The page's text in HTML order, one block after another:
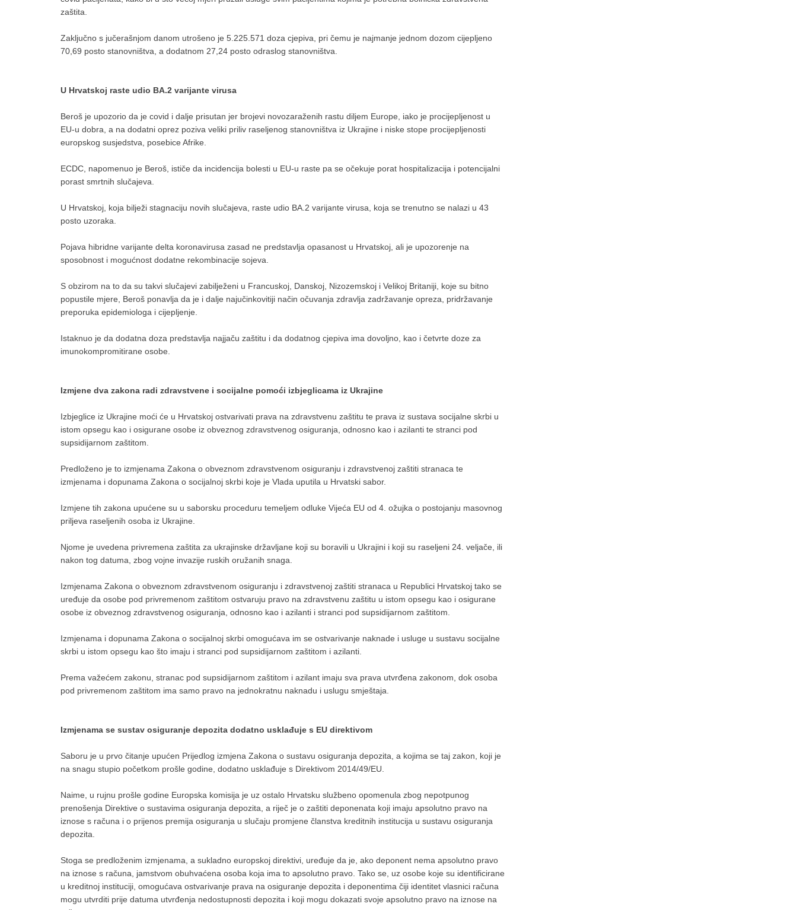
zaštita.
Zaključno s jučerašnjom danom utrošeno je 5.225.571 doza cjepiva, pri čemu je najmanje jednom dozom cijepljeno
70,69 posto stanovništva, a dodatnom 27,24 posto odraslog stanovništva.
U Hrvatskoj raste udio BA.2 varijante virusa
Beroš je upozorio da je covid i dalje prisutan jer brojevi novozaraženih rastu diljem Europe, iako je procijepljenost u
EU-u dobra, a na dodatni oprez poziva veliki priliv raseljenog stanovništva iz Ukrajine i niske stope procijepljenosti
europskog susjedstva, posebice Afrike.
ECDC, napomenuo je Beroš, ističe da incidencija bolesti u EU-u raste pa se očekuje porat hospitalizacija i potencijalni
porast smrtnih slučajeva.
U Hrvatskoj, koja bilježi stagnaciju novih slučajeva, raste udio BA.2 varijante virusa, koja se trenutno se nalazi u 43
posto uzoraka.
Pojava hibridne varijante delta koronavirusa zasad ne predstavlja opasanost u Hrvatskoj, ali je upozorenje na
sposobnost i mogućnost dodatne rekombinacije sojeva.
S obzirom na to da su takvi slučajevi zabilježeni u Francuskoj, Danskoj, Nizozemskoj i Velikoj Britaniji, koje su bitno
popustile mjere, Beroš ponavlja da je i dalje najučinkovitiji način očuvanja zdravlja zadržavanje opreza, pridržavanje
preporuka epidemiologa i cijepljenje.
Istaknuo je da dodatna doza predstavlja najjaču zaštitu i da dodatnog cjepiva ima dovoljno, kao i četvrte doze za
imunokompromitirane osobe.
Izmjene dva zakona radi zdravstvene i socijalne pomoći izbjeglicama iz Ukrajine
Izbjeglice iz Ukrajine moći će u Hrvatskoj ostvarivati prava na zdravstvenu zaštitu te prava iz sustava socijalne skrbi u
istom opsegu kao i osigurane osobe iz obveznog zdravstvenog osiguranja, odnosno kao i azilanti te stranci pod
supsidijarnom zaštitom.
Predloženo je to izmjenama Zakona o obveznom zdravstvenom osiguranju i zdravstvenoj zaštiti stranaca te
izmjenama i dopunama Zakona o socijalnoj skrbi koje je Vlada uputila u Hrvatski sabor.
Izmjene tih zakona upućene su u saborsku proceduru temeljem odluke Vijeća EU od 4. ožujka o postojanju masovnog
priljeva raseljenih osoba iz Ukrajine.
Njome je uvedena privremena zaštita za ukrajinske državljane koji su boravili u Ukrajini i koji su raseljeni 24. veljače, ili
nakon tog datuma, zbog vojne invazije ruskih oružanih snaga.
Izmjenama Zakona o obveznom zdravstvenom osiguranju i zdravstvenoj zaštiti stranaca u Republici Hrvatskoj tako se
uređuje da osobe pod privremenom zaštitom ostvaruju pravo na zdravstvenu zaštitu u istom opsegu kao i osigurane
osobe iz obveznog zdravstvenog osiguranja, odnosno kao i azilanti i stranci pod supsidijarnom zaštitom.
Izmjenama i dopunama Zakona o socijalnoj skrbi omogućava im se ostvarivanje naknade i usluge u sustavu socijalne
skrbi u istom opsegu kao što imaju i stranci pod supsidijarnom zaštitom i azilanti.
Prema važećem zakonu, stranac pod supsidijarnom zaštitom i azilant imaju sva prava utvrđena zakonom, dok osoba
pod privremenom zaštitom ima samo pravo na jednokratnu naknadu i uslugu smještaja.
Izmjenama se sustav osiguranje depozita dodatno usklađuje s EU direktivom
Saboru je u prvo čitanje upućen Prijedlog izmjena Zakona o sustavu osiguranja depozita, a kojima se taj zakon, koji je
na snagu stupio početkom prošle godine, dodatno usklađuje s Direktivom 2014/49/EU.
Naime, u rujnu prošle godine Europska komisija je uz ostalo Hrvatsku službeno opomenula zbog nepotpunog
prenošenja Direktive o sustavima osiguranja depozita, a riječ je o zaštiti deponenata koji imaju apsolutno pravo na
iznose s računa i o prijenos premija osiguranja u slučaju promjene članstva kreditnih institucija u sustavu osiguranja
depozita.
Stoga se predloženim izmjenama, a sukladno europskoj direktivi, uređuje da je, ako deponent nema apsolutno pravo
na iznose s računa, jamstvom obuhvaćena osoba koja ima to apsolutno pravo. Tako se, uz osobe koje su identificirane
u kreditnoj instituciji, omogućava ostvarivanje prava na osiguranje depozita i deponentima čiji identitet vlasnici računa
mogu utvrditi prije datuma utvrđenja nedostupnosti depozita i koji mogu dokazati svoje apsolutno pravo na iznose na